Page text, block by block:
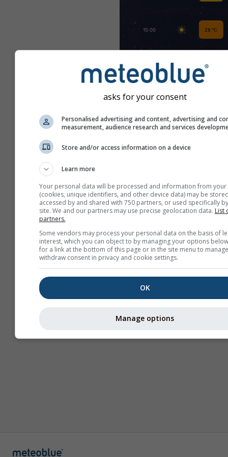
Докладніше
asks for your consent
Personalised advertising and content, advertising and
measurement, audience research and services
Store and/or access information on a device
Learn more
Your personal data will be processed and information from your
(cookies, unique identifiers, and other device data) may be
accessed by and shared with 750 partners, or used specifically
site. We and our partners may use precise geolocation data. List
partners.
Some vendors may process your personal data on the basis of
interest, which you can object to by managing your options
for a link at the bottom of this page or in the site menu to
withdraw consent in privacy and cookie settings.
OK
Manage options